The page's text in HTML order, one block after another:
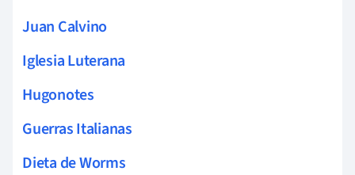
Juan Calvino
Iglesia Luterana
Hugonotes
Guerras Italianas
Dieta de Worms